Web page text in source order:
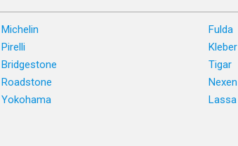
Michelin Fulda
Pirelli Kleber
Bridgestone Tigar
Roadstone Nexen
Yokohama Lassa